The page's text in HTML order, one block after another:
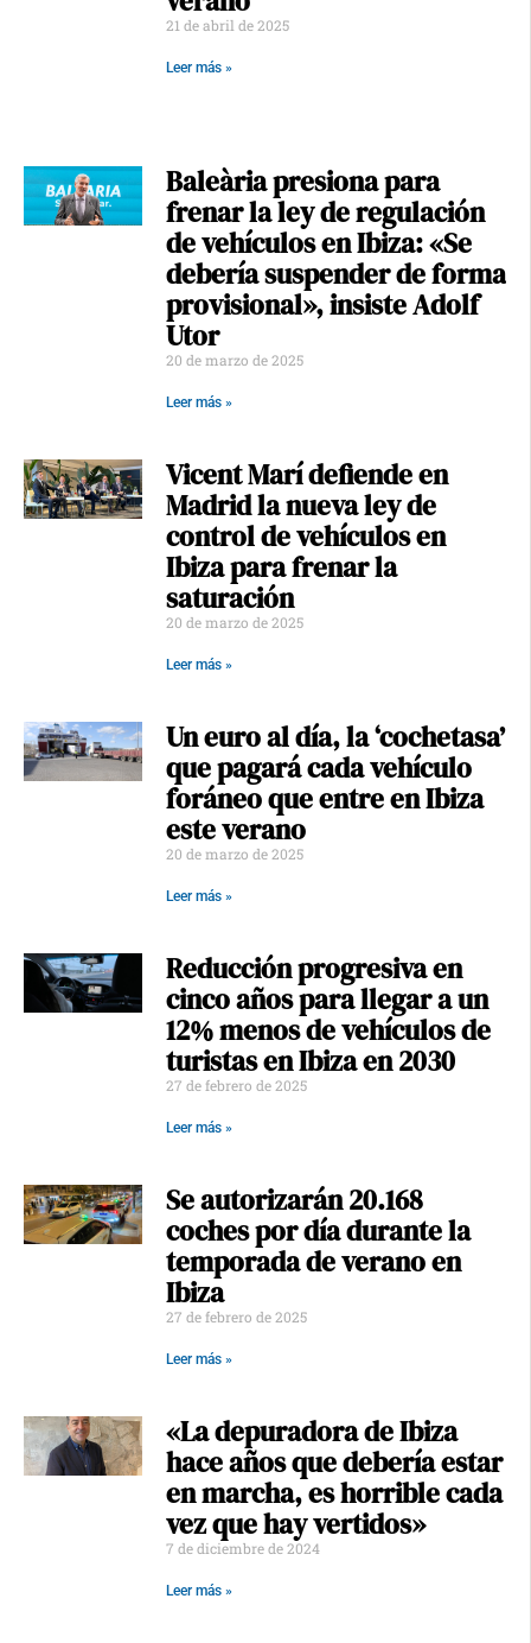
21 de abril de 2025
Leer más »
Baleària presiona para
frenar la ley de regulación
de vehículos en Ibiza: «Se
debería suspender de forma
provisional», insiste Adolf
Utor
20 de marzo de 2025
Leer más »
Vicent Marí defiende en
Madrid la nueva ley de
control de vehículos en
Ibiza para frenar la
saturación
20 de marzo de 2025
Leer más »
Un euro al día, la ‘cochetasa’
que pagará cada vehículo
foráneo que entre en Ibiza
este verano
20 de marzo de 2025
Leer más »
Reducción progresiva en
cinco años para llegar a un
12% menos de vehículos de
turistas en Ibiza en 2030
27 de febrero de 2025
Leer más »
Se autorizarán 20.168
coches por día durante la
temporada de verano en
Ibiza
27 de febrero de 2025
Leer más »
«La depuradora de Ibiza
hace años que debería estar
en marcha, es horrible cada
vez que hay vertidos»
7 de diciembre de 2024
Leer más »